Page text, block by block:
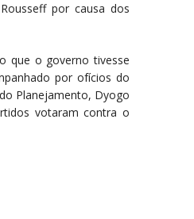
por causa dos
que o governo tivesse
por ofícios do
Planejamento, Dyogo
votaram contra o